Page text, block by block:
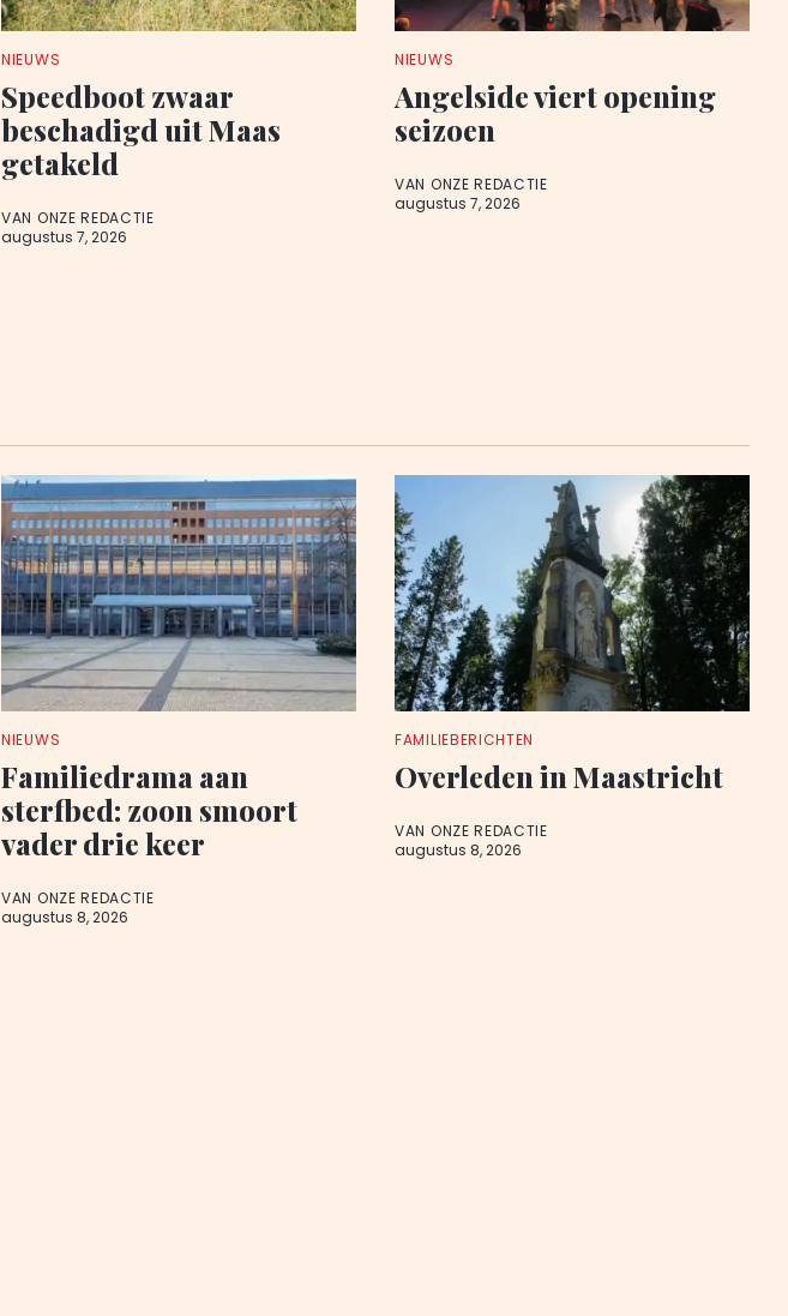
NIEUWS
Speedboot zwaar
beschadigd uit Maas
getakeld
VAN ONZE REDACTIE
augustus 7, 2026
NIEUWS
Angelside viert opening
seizoen
VAN ONZE REDACTIE
augustus 7, 2026
NIEUWS
Familiedrama aan
sterfbed: zoon smoort
vader drie keer
VAN ONZE REDACTIE
augustus 8, 2026
FAMILIEBERICHTEN
Overleden in Maastricht
VAN ONZE REDACTIE
augustus 8, 2026